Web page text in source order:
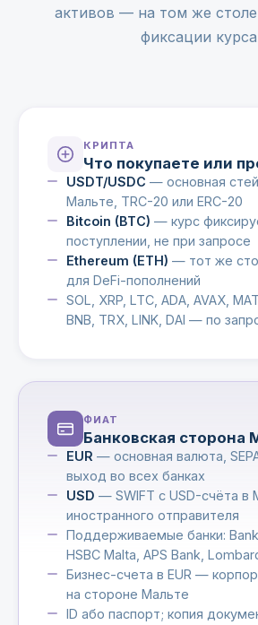
активов — на том же
фиксации
КРИПТА
Что покупаете или
USDT/USDC — основная
Мальте, TRC-20 или ERC-20
Bitcoin (BTC) — курс
поступлении, не при запросе
Ethereum (ETH) — тот же
для DeFi-пополнений
SOL, XRP, LTC, ADA, AVAX,
BNB, TRX, LINK, DAI — по
ФИАТ
Банковская сторона
EUR — основная валюта,
выход во всех банках
USD — SWIFT с USD-счёта в
иностранного отправителя
Поддерживаемые банки: Bank
HSBC Malta, APS Bank,
Бизнес-счета в EUR —
на стороне Мальте
ID або паспорт; копия